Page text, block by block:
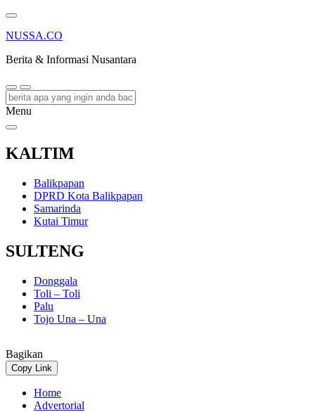
NUSSA.CO
Berita & Informasi Nusantara
Menu
KALTIM
Balikpapan
DPRD Kota Balikpapan
Samarinda
Kutai Timur
SULTENG
Donggala
Toli – Toli
Palu
Tojo Una – Una
Bagikan
Copy Link
Home
Advertorial